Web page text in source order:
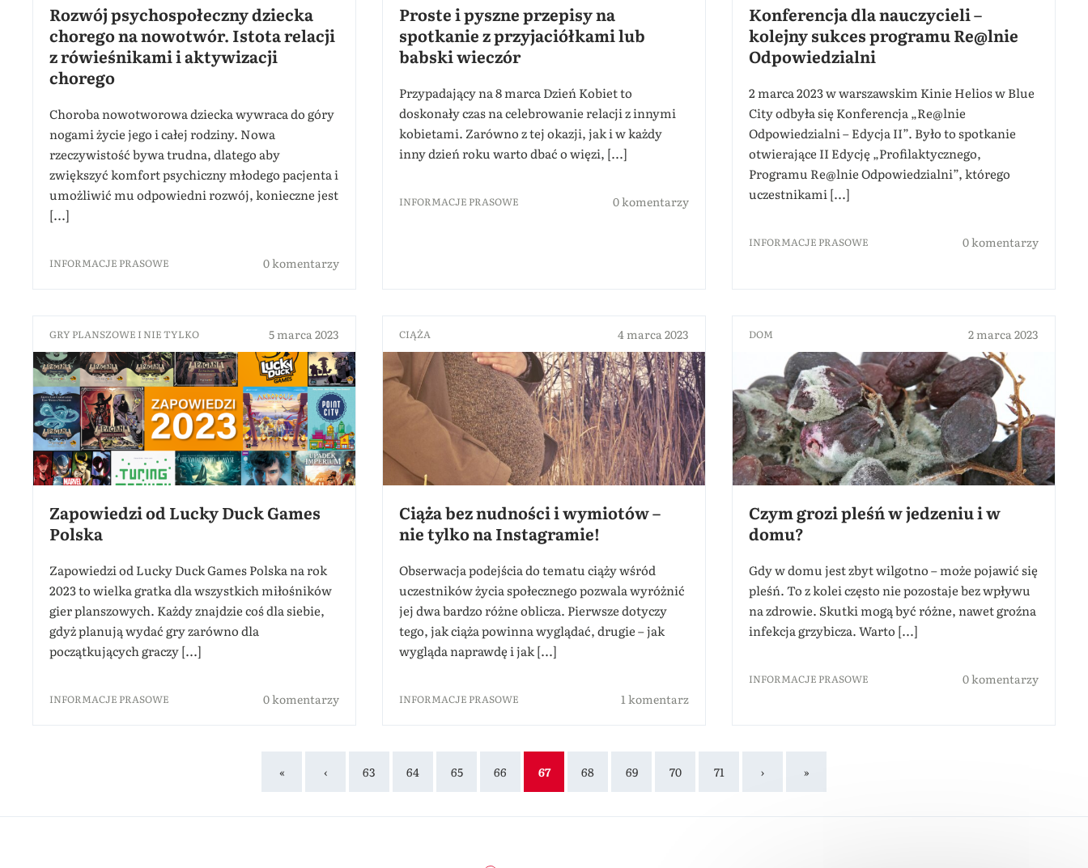
Rozwój psychospołeczny dziecka
chorego na nowotwór. Istota relacji
z rówieśnikami i aktywizacji
chorego
Choroba nowotworowa dziecka wywraca do góry
nogami życie jego i całej rodziny. Nowa
rzeczywistość bywa trudna, dlatego aby
zwiększyć komfort psychiczny młodego pacjenta i
umożliwić mu odpowiedni rozwój, konieczne jest
[...]
INFORMACJE PRASOWE 0 komentarzy
Proste i pyszne przepisy na
spotkanie z przyjaciółkami lub
babski wieczór
Przypadający na 8 marca Dzień Kobiet to
doskonały czas na celebrowanie relacji z innymi
kobietami. Zarówno z tej okazji, jak i w każdy
inny dzień roku warto dbać o więzi, [...]
INFORMACJE PRASOWE 0 komentarzy
Konferencja dla nauczycieli –
kolejny sukces programu Re@lnie
Odpowiedzialni
2 marca 2023 w warszawskim Kinie Helios w Blue
City odbyła się Konferencja „Re@lnie
Odpowiedzialni – Edycja II”. Było to spotkanie
otwierające II Edycję „Profilaktycznego,
Programu Re@lnie Odpowiedzialni”, którego
uczestnikami [...]
INFORMACJE PRASOWE 0 komentarzy
GRY PLANSZOWE I NIE TYLKO 5 marca 2023
Zapowiedzi od Lucky Duck Games
Polska
Zapowiedzi od Lucky Duck Games Polska na rok
2023 to wielka gratka dla wszystkich miłośników
gier planszowych. Każdy znajdzie coś dla siebie,
gdyż planują wydać gry zarówno dla
początkujących graczy [...]
INFORMACJE PRASOWE 0 komentarzy
CIĄŻA 4 marca 2023
Ciąża bez nudności i wymiotów –
nie tylko na Instagramie!
Obserwacja podejścia do tematu ciąży wśród
uczestników życia społecznego pozwala wyróżnić
jej dwa bardzo różne oblicza. Pierwsze dotyczy
tego, jak ciąża powinna wyglądać, drugie – jak
wygląda naprawdę i jak [...]
INFORMACJE PRASOWE 1 komentarz
DOM 2 marca 2023
Czym grozi pleśń w jedzeniu i w
domu?
Gdy w domu jest zbyt wilgotno – może pojawić się
pleśń. To z kolei często nie pozostaje bez wpływu
na zdrowie. Skutki mogą być różne, nawet groźna
infekcja grzybicza. Warto [...]
INFORMACJE PRASOWE 0 komentarzy
« ‹ 63 64 65 66 67 68 69 70 71 › »